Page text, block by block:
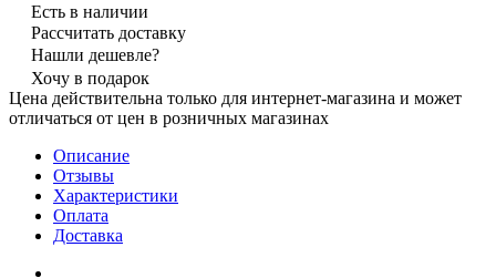
Есть в наличии
Рассчитать доставку
Нашли дешевле?
Хочу в подарок
Цена действительна только для интернет-магазина и может
отличаться от цен в розничных магазинах
Описание
Отзывы
Характеристики
Оплата
Доставка